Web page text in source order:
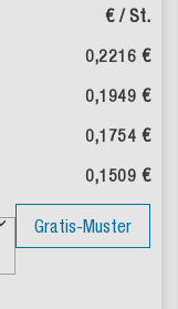
€ / St.
0,2216 €
0,1949 €
0,1754 €
0,1509 €
Gratis-Muster